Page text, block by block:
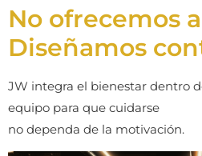
No ofrecemos
Diseñamos
JW integra el bienestar dentro
equipo para que cuidarse
no dependa de la motivación.